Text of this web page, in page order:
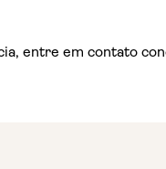
entre em contato